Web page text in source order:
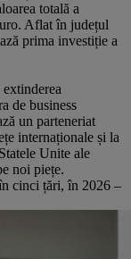
totală a
Aflat în județul
prima investiție a
de business
un parteneriat
internaționale și la
Unite ale
noi piețe.
cinci țări, în 2026 –